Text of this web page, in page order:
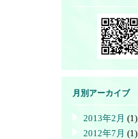
月別アーカイブ
2013年2月 (1)
2012年7月 (1)